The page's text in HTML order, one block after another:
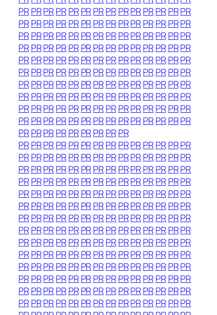
PRPRPRPRPR PRPRPRPRPRPRPR PRPR
PRPRPRPRPR PRPRPRPRPRPRPR PRPR
PRPRPRPRPR PRPRPRPRPRPRPR PRPR
PRPRPRPRPR PRPRPRPRPRPRPR PRPR
PRPRPRPRPR PRPRPRPRPRPRPR PRPR
PRPRPRPRPR PRPRPRPRPRPRPR PRPR
PRPRPRPRPR PRPRPRPRPRPRPR PRPR
PRPRPRPRPR PRPRPRPRPRPRPR PRPR
PRPRPRPRPR PRPRPRPRPRPRPR PRPR
PRPRPRPRPR PRPRPRPRPRPRPR PRPR
PRPRPRPRPR PRPRPRPR
PRPRPRPRPR PRPRPRPRPRPRPR PRPR
PRPRPRPRPR PRPRPRPRPRPRPR PRPR
PRPRPRPRPR PRPRPRPRPRPRPR PRPR
PRPRPRPRPR PRPRPRPRPRPRPR PRPR
PRPRPRPRPR PRPRPRPRPRPRPR PRPR
PRPRPRPRPR PRPRPRPRPRPRPR PRPR
PRPRPRPRPR PRPRPRPRPRPRPR PRPR
PRPRPRPRPR PRPRPRPRPRPRPR PRPR
PRPRPRPRPR PRPRPRPRPRPRPR PRPR
PRPRPRPRPR PRPRPRPRPRPRPR PRPR
PRPRPRPRPR PRPRPRPRPRPRPR PRPR
PRPRPRPRPR PRPRPRPRPRPRPR PRPR
PRPRPRPRPR PRPRPRPRPRPRPR PRPR
PRPRPRPRPR PRPRPRPRPRPRPR PRPR